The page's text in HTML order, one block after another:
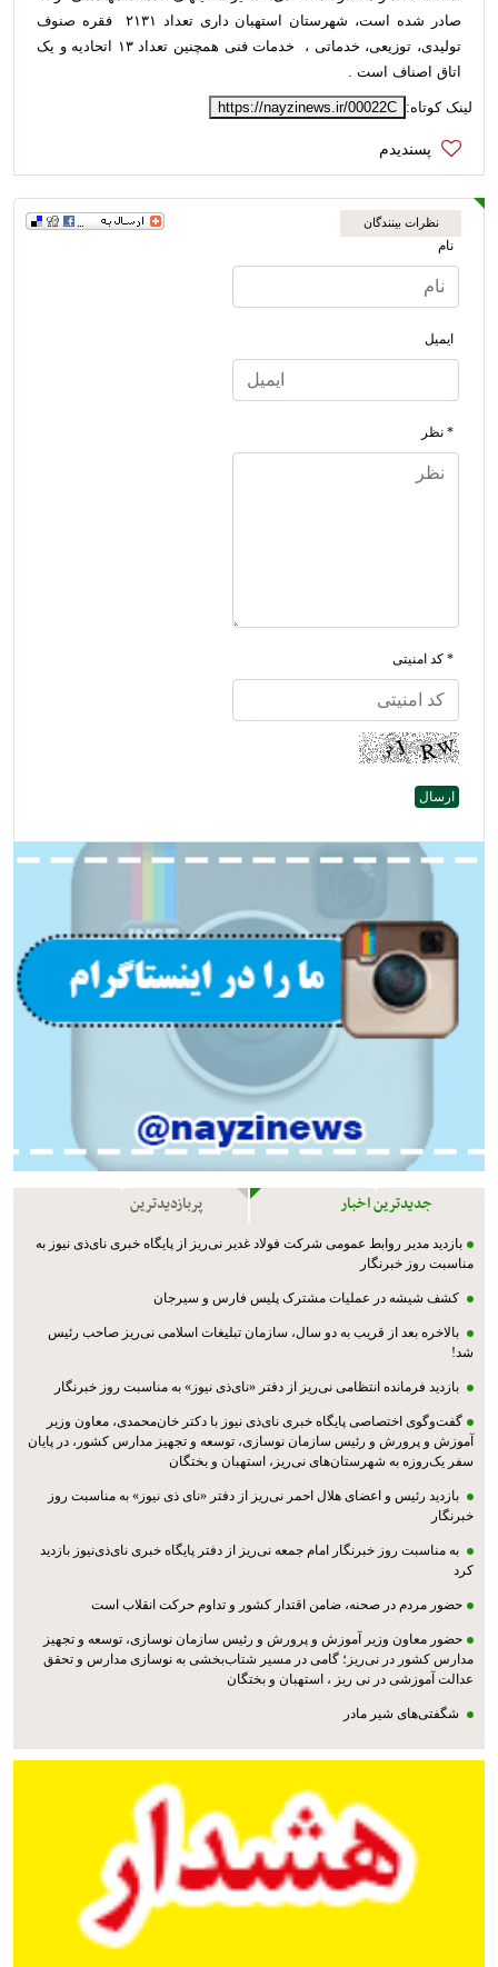
صادر شده است، شهرستان استهبان داری تعداد ۲۱۳۱ فقره صنوف
تولیدی، توزیعی، خدماتی ، خدمات فنی همچنین تعداد ۱۳ اتحادیه و یک
اتاق اصناف است .
لینک کوتاه: https://nayzinews.ir/00022C
نظرات بینندگان
نام
ایمیل
* نظر
* کد امنیتی
جدیدترین اخبار پربازدیدترین
بازدید مدیر روابط عمومی شرکت فولاد غدیر نی‌ریز از پایگاه خبری نای‌ذی نیوز به
مناسبت روز خبرنگار
کشف شیشه در عملیات مشترک پليس فارس و سیرجان
بالاخره بعد از قریب به دو سال، سازمان تبلیغات اسلامی نی‌ریز صاحب رئیس
شد!
بازدید فرمانده انتظامی نی‌ریز از دفتر «نای‌ذی نیوز» به مناسبت روز خبرنگار
گفت‌وگوی اختصاصی پایگاه خبری نای‌ذی نیوز با دکتر خان‌محمدی، معاون وزیر
آموزش و پرورش و رئیس سازمان نوسازی، توسعه و تجهیز مدارس کشور، در پایان
سفر یک‌روزه به شهرستان‌های نی‌ریز، استهبان و بختگان
بازدید رئیس و اعضای هلال احمر نی‌ریز از دفتر «نای ذی نیوز» به مناسبت روز
خبرنگار
به مناسبت روز خبرنگار امام جمعه نی‌ریز از دفتر پایگاه خبری نای‌ذی‌نیوز بازدید
کرد
حضور مردم در صحنه، ضامن اقتدار کشور و تداوم حرکت انقلاب است
حضور معاون وزیر آموزش و پرورش و رئیس سازمان نوسازی، توسعه و تجهیز
مدارس کشور در نی‌ریز؛ گامی در مسیر شتاب‌بخشی به نوسازی مدارس و تحقق
عدالت آموزشی در نی ریز ، استهبان و بختگان
شگفتی‌های شیر مادر